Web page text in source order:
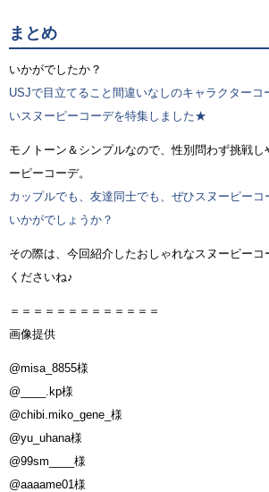
まとめ
いかがでしたか？
USJで目立てること間違いなしのキャラクターコ
いスヌーピーコーデを特集しました★
モノトーン＆シンプルなので、性別問わず挑戦し
ーピーコーデ。
カップルでも、友達同士でも、ぜひスヌーピーコ
いかがでしょうか？
その際は、今回紹介したおしゃれなスヌーピーコ
くださいね♪
＝＝＝＝＝＝＝＝＝＝＝＝＝
画像提供
@misa_8855様
@____.kp様
@chibi.miko_gene_様
@yu_uhana様
@99sm____様
@aaaame01様